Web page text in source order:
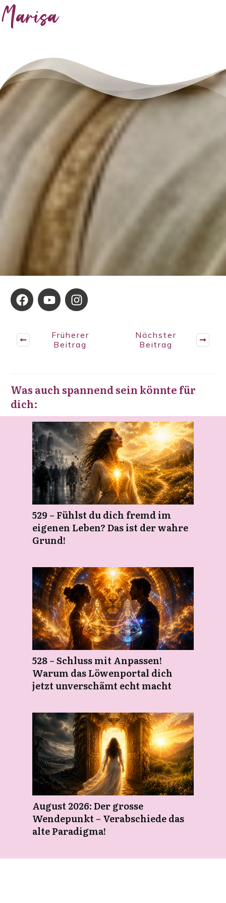
Marisa
Früherer
Beitrag
Nächster
Beitrag
Was auch spannend sein könnte für
dich:
529 – Fühlst du dich fremd im
eigenen Leben? Das ist der wahre
Grund!
528 – Schluss mit Anpassen!
Warum das Löwenportal dich
jetzt unverschämt echt macht
August 2026: Der grosse
Wendepunkt – Verabschiede das
alte Paradigma!